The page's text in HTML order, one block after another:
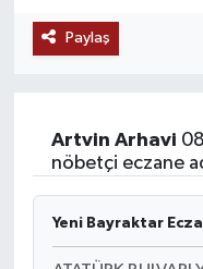
Paylaş
Artvin Arhavi
nöbetçi eczane
Yeni Bayraktar
Eğitim
Dünya
RESMİ İLANLAR
Tüm Manşetler
Haber Arşivi